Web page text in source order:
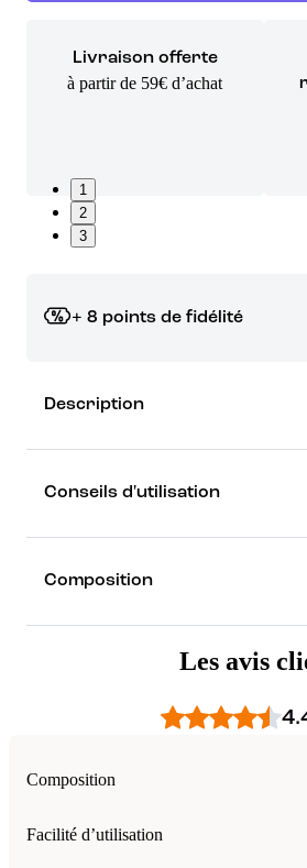
Livraison offerte
à partir de 59€ d’achat
1
2
3
+ 8 points de fidélité
rêver !
Découvrez les récompenses
Description
Conseils d'utilisation
Composition
Les avis
Composition
Facilité d’utilisation